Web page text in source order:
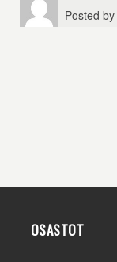
Posted by
OSASTOT